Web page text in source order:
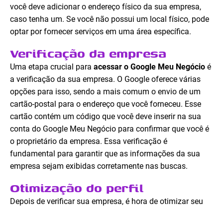
você deve adicionar o endereço físico da sua empresa,
caso tenha um. Se você não possui um local físico, pode
optar por fornecer serviços em uma área específica.
Verificação da empresa
Uma etapa crucial para acessar o Google Meu Negócio é
a verificação da sua empresa. O Google oferece várias
opções para isso, sendo a mais comum o envio de um
cartão-postal para o endereço que você forneceu. Esse
cartão contém um código que você deve inserir na sua
conta do Google Meu Negócio para confirmar que você é
o proprietário da empresa. Essa verificação é
fundamental para garantir que as informações da sua
empresa sejam exibidas corretamente nas buscas.
Otimização do perfil
Depois de verificar sua empresa, é hora de otimizar seu